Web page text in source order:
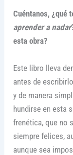
Cuéntanos, ¿qué
aprender a nadar
esta obra?
Este libro lleva
antes de
y de manera
hundirse en esta
frenética, que no
siempre felices,
aunque sea